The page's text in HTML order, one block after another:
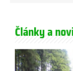
Články a